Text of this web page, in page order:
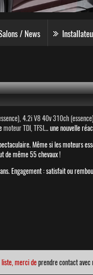
/ News
4.2i V8 40v 310ch
moteur TDI, TFSI... une nouvelle
Même si les moteurs
de même 55 chevaux !
Engagement : satisfait ou
merci deprendre contact avec